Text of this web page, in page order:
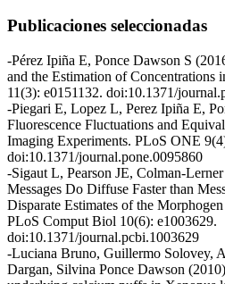
Publicaciones seleccionadas
-Pérez Ipiña E, Ponce Dawson S
and the Estimation of Concentrations
11(3): e0151132. doi:10.1371/
-Piegari E, Lopez L, Perez Ipiña E,
Fluorescence Fluctuations and
Imaging Experiments. PLoS ONE
doi:10.1371/journal.pone.0095860
-Sigaut L, Pearson JE, Colman-
Messages Do Diffuse Faster than
Disparate Estimates of the
PLoS Comput Biol 10(6): e1003629.
doi:10.1371/journal.pcbi.1003629
-Luciana Bruno, Guillermo Solovey,
Dargan, Silvina Ponce Dawson